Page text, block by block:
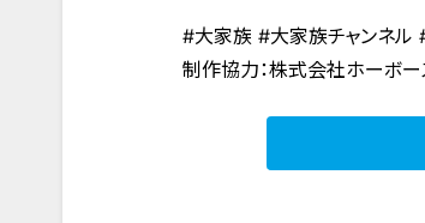
#大家族 #大家族チャンネル
制作協力：株式会社ホーボー